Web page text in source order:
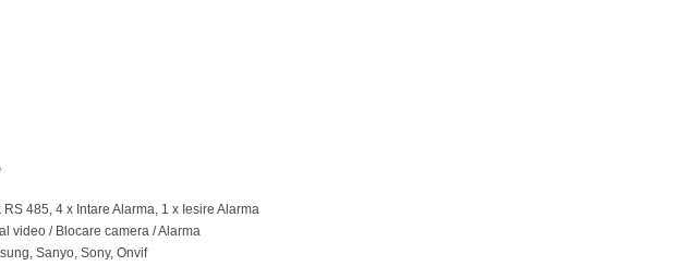
485, 4 x Intare Alarma, 1 x Iesire Alarma
video / Blocare camera / Alarma
Sanyo, Sony, Onvif